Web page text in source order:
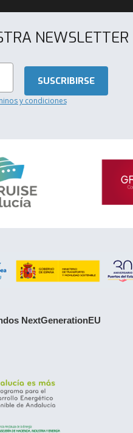
NEWSLETTER
y condiciones
NextGenerationEU